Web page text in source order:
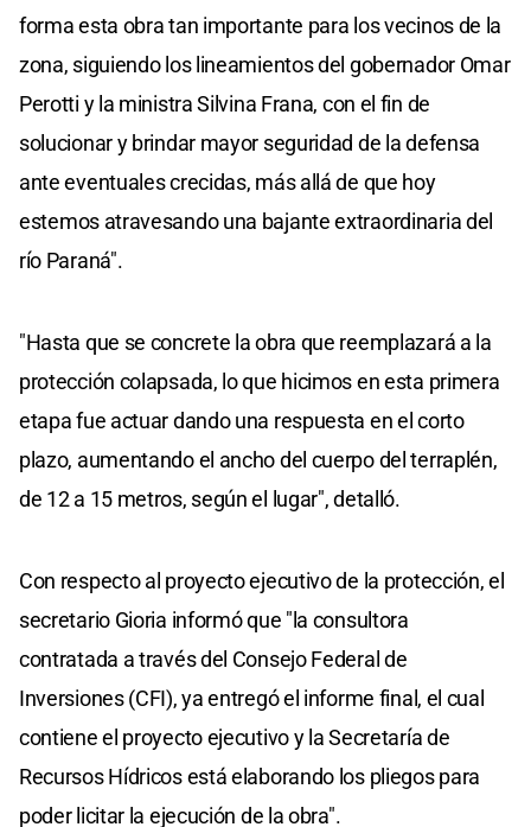
forma esta obra tan importante para los vecinos de la
zona, siguiendo los lineamientos del gobernador Omar
Perotti y la ministra Silvina Frana, con el fin de
solucionar y brindar mayor seguridad de la defensa
ante eventuales crecidas, más allá de que hoy
estemos atravesando una bajante extraordinaria del
río Paraná".
"Hasta que se concrete la obra que reemplazará a la
protección colapsada, lo que hicimos en esta primera
etapa fue actuar dando una respuesta en el corto
plazo, aumentando el ancho del cuerpo del terraplén,
de 12 a 15 metros, según el lugar", detalló.
Con respecto al proyecto ejecutivo de la protección, el
secretario Gioria informó que "la consultora
contratada a través del Consejo Federal de
Inversiones (CFI), ya entregó el informe final, el cual
contiene el proyecto ejecutivo y la Secretaría de
Recursos Hídricos está elaborando los pliegos para
poder licitar la ejecución de la obra".